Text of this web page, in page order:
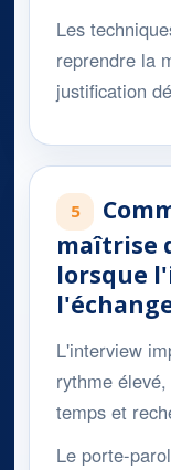
Les
reprendre la
justification
5
maîtrise
lorsque
L'interview
rythme
temps et
Le porte-